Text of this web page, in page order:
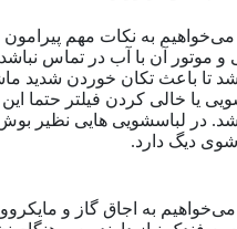
به نکات مهم
موتور آن با آب در تماس
تا باعث تکان خوردن شدید
یا خالی کردن فیلتر حتما
در لباسشویی هایی نظیر
دیگ دارد.
به اجاق گاز و